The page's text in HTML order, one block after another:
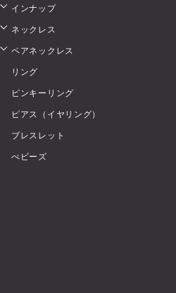
インナップ
ネックレス
ペアネックレス
リング
ピンキーリング
ピアス（イヤリング）
ブレスレット
べビーズ